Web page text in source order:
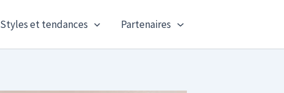
Styles et tendances Partenaires